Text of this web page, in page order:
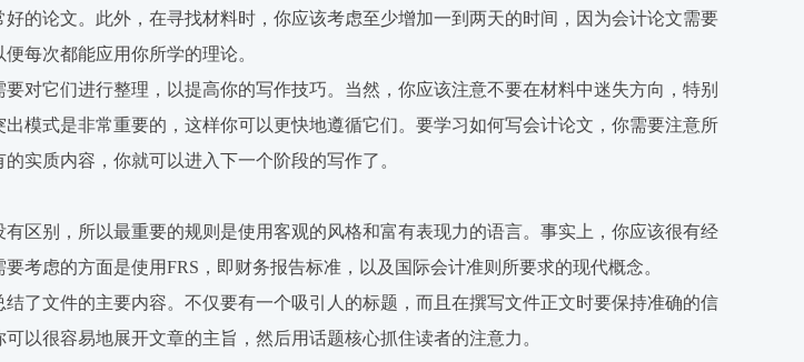
的论文。此外，在寻找材料时，你应该考虑至少增加一到两天的时间，因为会计论文需要
每次都能应用你所学的理论。
对它们进行整理，以提高你的写作技巧。当然，你应该注意不要在材料中迷失方向，特别
模式是非常重要的，这样你可以更快地遵循它们。要学习如何写会计论文，你需要注意所
实质内容，你就可以进入下一个阶段的写作了。
区别，所以最重要的规则是使用客观的风格和富有表现力的语言。事实上，你应该很有经
考虑的方面是使用FRS，即财务报告标准，以及国际会计准则所要求的现代概念。
了文件的主要内容。不仅要有一个吸引人的标题，而且在撰写文件正文时要保持准确的信
以很容易地展开文章的主旨，然后用话题核心抓住读者的注意力。